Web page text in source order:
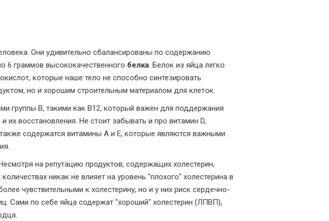
Они удивительно сбалансированы по содержанию
6 граммов высококачественного белка. Белок из яйца легко
которые наше тело не способно синтезировать
но и хорошим строительным материалом для клеток.
группы B, такими как B12, который важен для поддержания
восстановления. Не стоит забывать и про витамин D,
содержатся витамины A и E, которые являются важными
на репутацию продуктов, содержащих холестерин,
никак не влияет на уровень "плохого" холестерина в
чувствительными к холестерину, но и у них риск сердечно-
Сами по себе яйца содержат "хороший" холестерин (ЛПВП),